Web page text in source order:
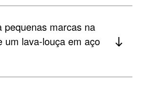
pequenas marcas na
um lava-louça em aço